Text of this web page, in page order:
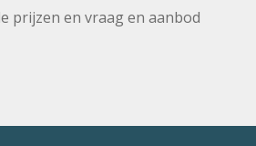
prijzen en vraag en aanbod